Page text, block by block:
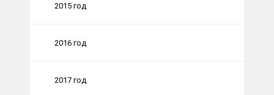
2015 год
2016 год
2017 год